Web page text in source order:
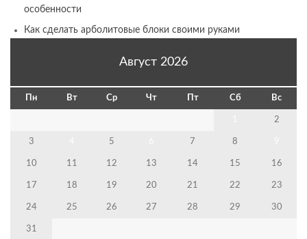
особенности
Как сделать арболитовые блоки своими руками
Август 2026
Пн Вт Ср Чт Пт Сб Вс
2
3 5 7 8
10 11 12 13 14 15 16
17 18 19 20 21 22 23
24 25 26 27 28 29 30
31